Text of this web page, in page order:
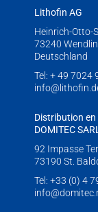
Lithofin AG
Heinrich-Otto-
73240
Deutschland
Tel: + 49 7024
Distribution en
DOMITEC
92 Impasse
73190 St.
Tel: +33 (0) 4